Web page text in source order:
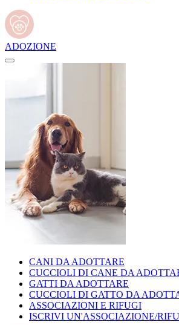
ADOZIONE
CANI DA ADOTTARE
CUCCIOLI DI CANE DA
GATTI DA ADOTTARE
CUCCIOLI DI GATTO DA
ASSOCIAZIONI E RIFUGI
ISCRIVI UN'ASSOCIAZIONE/